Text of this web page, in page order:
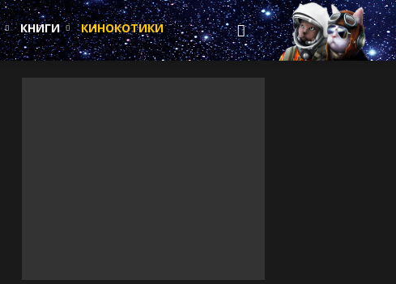
КНИГИ КИНОКОТИКИ